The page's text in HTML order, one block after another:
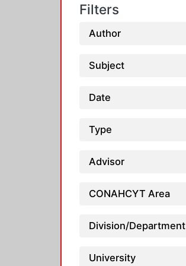
Filters
Author
Subject
Date
Type
Advisor
CONAHCYT Area
Division/Department
University